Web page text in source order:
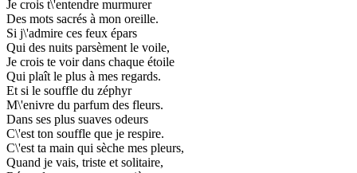
Je crois t\'entendre murmurer
Des mots sacrés à mon oreille.
Si j\'admire ces feux épars
Qui des nuits parsèment le voile,
Je crois te voir dans chaque étoile
Qui plaît le plus à mes regards.
Et si le souffle du zéphyr
M\'enivre du parfum des fleurs.
Dans ses plus suaves odeurs
C\'est ton souffle que je respire.
C\'est ta main qui sèche mes pleurs,
Quand je vais, triste et solitaire,